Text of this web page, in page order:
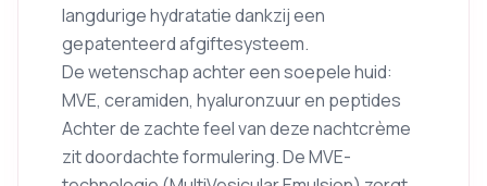
langdurige hydratatie dankzij een
gepatenteerd afgiftesysteem.
De wetenschap achter een soepele huid:
MVE, ceramiden, hyaluronzuur en peptides
Achter de zachte feel van deze nachtcrème
zit doordachte formulering. De MVE-